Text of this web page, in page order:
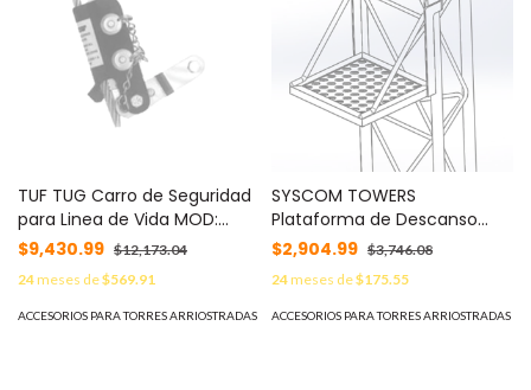
TUF TUG Carro de Seguridad
para Linea de Vida MOD:
TTWG500W/SMC
$9,430.99 $12,173.04
24meses de$569.91
ACCESORIOS PARA TORRES ARRIOSTRADAS
SYSCOM TOWERS
Plataforma de Descanso
para Tramo STZ35G MOD: S-
$2,904.99 $3,746.08
24meses de$175.55
ACCESORIOS PARA TORRES ARRIOSTRADAS